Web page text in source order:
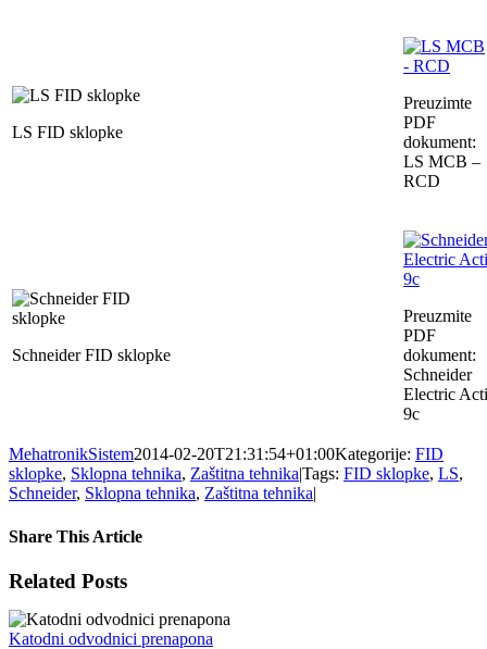
LS FID sklopke
Preuzimte
PDF
dokument:
LS MCB –
RCD
Schneider FID sklopke
Preuzmite
PDF
dokument:
Schneider
Electric Acti
9c
MehatronikSistem2014-02-20T21:31:54+01:00Kategorije: FID
sklopke, Sklopna tehnika, Zaštitna tehnika|Tags: FID sklopke, LS,
Schneider, Sklopna tehnika, Zaštitna tehnika|
Share This Article
Facebook
X
LinkedIn
WhatsApp
Tumblr
Pinterest
Email
Related Posts
Katodni odvodnici prenapona